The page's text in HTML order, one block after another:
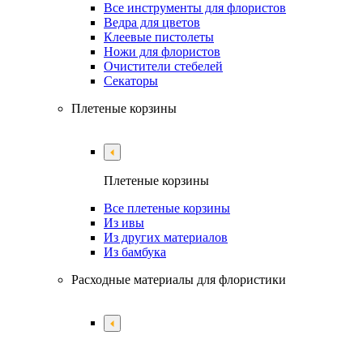
Все инструменты для флористов
Ведра для цветов
Клеевые пистолеты
Ножи для флористов
Очистители стебелей
Секаторы
Плетеные корзины
Плетеные корзины
Все плетеные корзины
Из ивы
Из других материалов
Из бамбука
Расходные материалы для флористики